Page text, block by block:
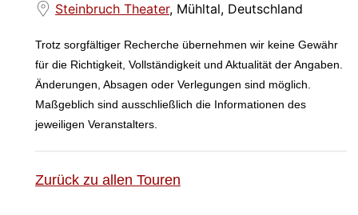
Steinbruch Theater, Mühltal, Deutschland
Trotz sorgfältiger Recherche übernehmen wir keine Gewähr
für die Richtigkeit, Vollständigkeit und Aktualität der Angaben.
Änderungen, Absagen oder Verlegungen sind möglich.
Maßgeblich sind ausschließlich die Informationen des
jeweiligen Veranstalters.
Zurück zu allen Touren